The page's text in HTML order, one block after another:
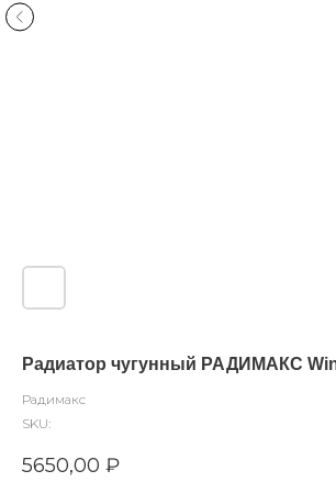
Радиатор чугунный РАДИМАКС
Радимакс
SKU:
5650,00 ₽